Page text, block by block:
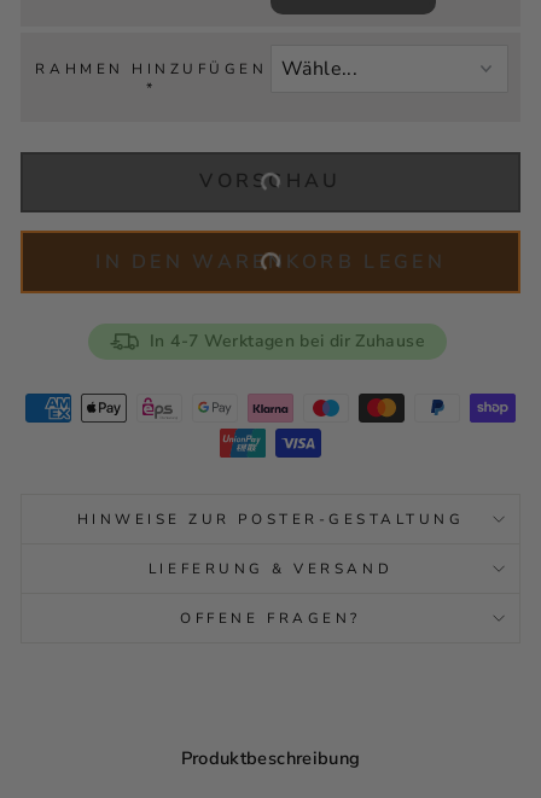
RAHMEN HINZUFÜGEN
*
VORSCHAU
IN DEN WARENKORB LEGEN
In 4-7 Werktagen bei dir Zuhause
HINWEISE ZUR POSTER-GESTALTUNG
LIEFERUNG & VERSAND
OFFENE FRAGEN?
Produktbeschreibung